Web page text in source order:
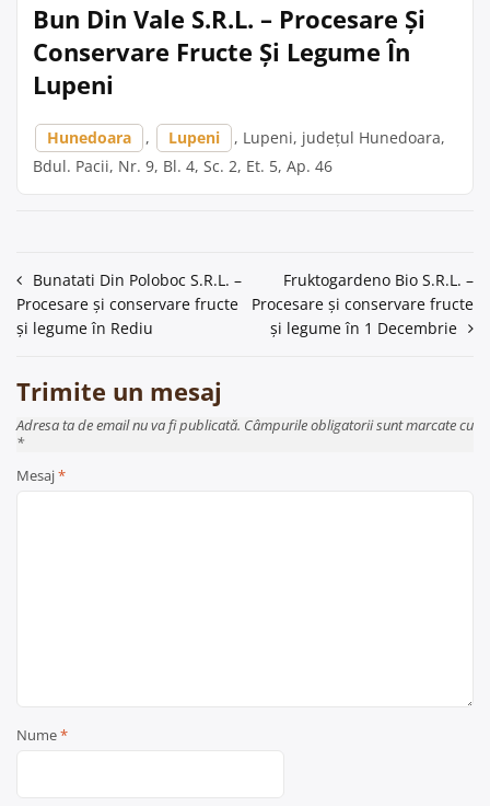
Bun Din Vale S.R.L. – Procesare Și
Conservare Fructe Și Legume În
Lupeni
Hunedoara , Lupeni
, Lupeni, județul Hunedoara,
Bdul. Pacii, Nr. 9, Bl. 4, Sc. 2, Et. 5, Ap. 46
Navigare
în
Bunatati Din Poloboc S.R.L. –
Procesare și conservare fructe
și legume în Rediu
Fruktogardeno Bio S.R.L. –
Procesare și conservare fructe
și legume în 1 Decembrie
Trimite un mesaj
Adresa ta de email nu va fi publicată. Câmpurile obligatorii sunt marcate cu
*
Mesaj*
Nume*